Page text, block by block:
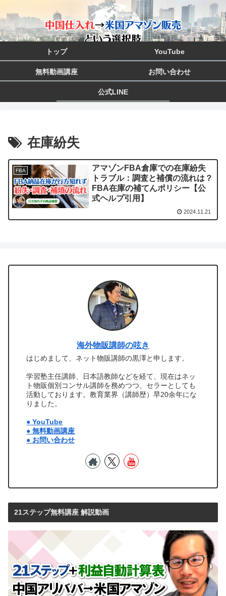
トップ YouTube
無料動画講座 お問い合わせ
公式LINE
在庫紛失
FBA
アマゾンFBA倉庫での在庫紛失
トラブル：調査と補償の流れは？
FBA在庫の補てんポリシー【公
式ヘルプ引用】
2024.11.21
海外物販講師の呟き
はじめまして、ネット物販講師の黒澤と申します。
学習塾主任講師、日本語教師などを経て、現在はネッ
ト物販個別コンサル講師を務めつつ、セラーとしても
活動しております。教育業界（講師歴）早20余年にな
りました。
● YouTube
● 無料動画講座
● お問い合わせ
21ステップ無料講座 解説動画